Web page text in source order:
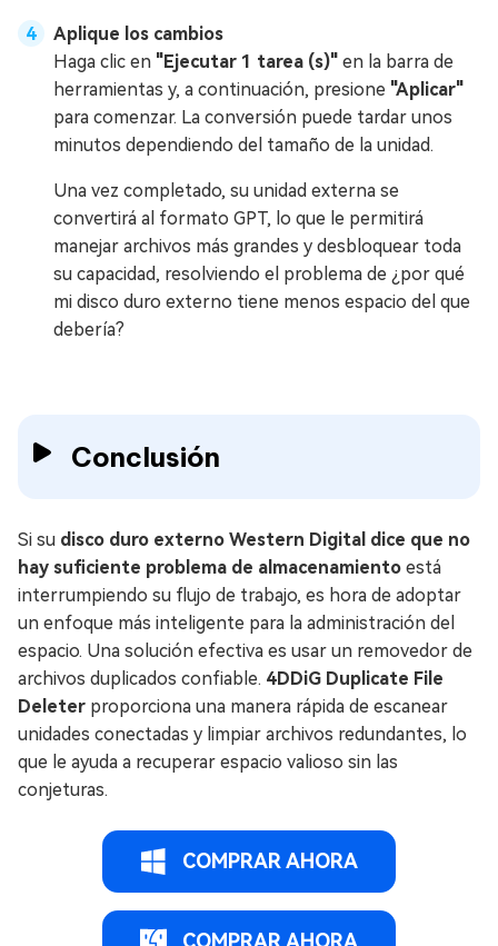
Aplique los cambios
Haga clic en "Ejecutar 1 tarea (s)" en la barra de
herramientas y, a continuación, presione "Aplicar"
para comenzar. La conversión puede tardar unos
minutos dependiendo del tamaño de la unidad.
Una vez completado, su unidad externa se
convertirá al formato GPT, lo que le permitirá
manejar archivos más grandes y desbloquear toda
su capacidad, resolviendo el problema de ¿por qué
mi disco duro externo tiene menos espacio del que
debería?
Conclusión
Si su disco duro externo Western Digital dice que no
hay suficiente problema de almacenamiento está
interrumpiendo su flujo de trabajo, es hora de adoptar
un enfoque más inteligente para la administración del
espacio. Una solución efectiva es usar un removedor de
archivos duplicados confiable. 4DDiG Duplicate File
Deleter proporciona una manera rápida de escanear
unidades conectadas y limpiar archivos redundantes, lo
que le ayuda a recuperar espacio valioso sin las
conjeturas.
COMPRAR AHORA
COMPRAR AHORA